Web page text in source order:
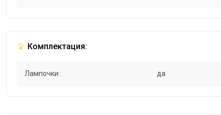
Комплектация:
Лампочки : да